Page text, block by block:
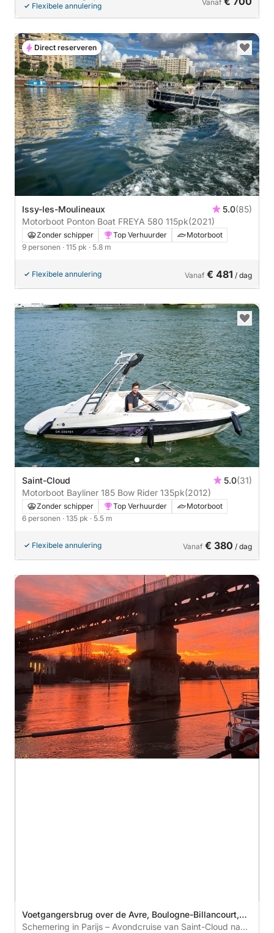
Flexibele annulering
Vanaf
Issy-les-Moulineaux 5.0(85)
Motorboot Ponton Boat FREYA 580 115pk(2021)
Zonder schipper Top Verhuurder
Motorboot
9 personen · 115 pk · 5.8 m
Flexibele annulering Vanaf € 481 / dag
Direct reserveren
Saint-Cloud 5.0(31)
Motorboot Bayliner 185 Bow Rider 135pk(2012)
Zonder schipper Top Verhuurder
Motorboot
6 personen · 135 pk · 5.5 m
Flexibele annulering Vanaf € 380 / dag
Voetgangersbrug over de Avre, Boulogne-Billancourt,
Frankrijk
Schemering in Parijs – Avondcruise van Saint-Cloud naar